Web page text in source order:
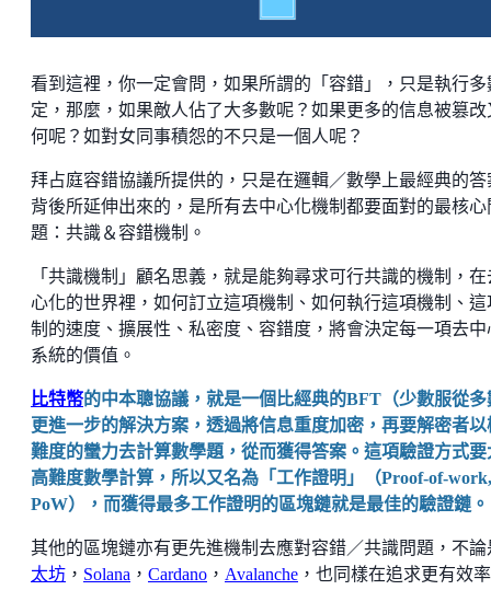
看到這裡，你一定會問，如果所謂的「容錯」，只是執行多
定，那麼，如果敵人佔了大多數呢？如果更多的信息被篡改
何呢？如對女同事積怨的不只是一個人呢？
拜占庭容錯協議所提供的，只是在邏輯／數學上最經典的答
背後所延伸出來的，是所有去中心化機制都要面對的最核心
題：共識＆容錯機制。
「共識機制」顧名思義，就是能夠尋求可行共識的機制，在
心化的世界裡，如何訂立這項機制、如何執行這項機制、這
制的速度、擴展性、私密度、容錯度，將會決定每一項去中
系統的價值。
比特幣的中本聰協議，就是一個比經典的BFT（少數服從多
更進一步的解決方案，透過將信息重度加密，再要解密者以
難度的蠻力去計算數學題，從而獲得答案。這項驗證方式要
高難度數學計算，所以又名為「工作證明」（Proof-of-work,
PoW），而獲得最多工作證明的區塊鏈就是最佳的驗證鏈。
其他的區塊鏈亦有更先進機制去應對容錯／共識問題，不論
太坊 ， Solana ， Cardano ， Avalanche ，也同樣在追求更有效